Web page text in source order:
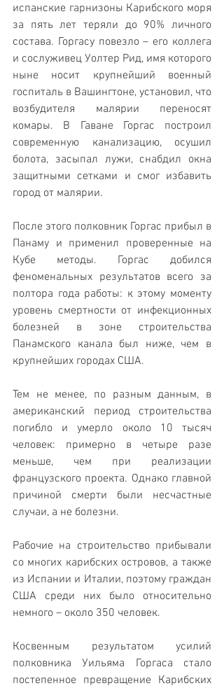
испанские гарнизоны Карибского моря
за пять лет теряли до 90% личного
состава. Горгасу повезло – его коллега
и сослуживец Уолтер Рид, имя которого
ныне носит крупнейший военный
госпиталь в Вашингтоне, установил, что
возбудителя малярии переносят
комары. В Гаване Горгас построил
современную канализацию, осушил
болота, засыпал лужи, снабдил окна
защитными сетками и смог избавить
город от малярии.
После этого полковник Горгас прибыл в
Панаму и применил проверенные на
Кубе методы. Горгас добился
феноменальных результатов всего за
полтора года работы: к этому моменту
уровень смертности от инфекционных
болезней в зоне строительства
Панамского канала был ниже, чем в
крупнейших городах США.
Тем не менее, по разным данным, в
американский период строительства
погибло и умерло около 10 тысяч
человек: примерно в четыре разе
меньше, чем при реализации
французского проекта. Однако главной
причиной смерти были несчастные
случаи, а не болезни.
Рабочие на строительство прибывали
со многих карибских островов, а также
из Испании и Италии, поэтому граждан
США среди них было относительно
немного – около 350 человек.
Косвенным результатом усилий
полковника Уильяма Горгаса стало
постепенное превращение Карибских